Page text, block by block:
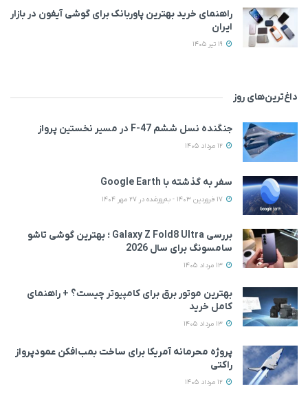
راهنمای خرید بهترین پاوربانک برای گوشی آیفون در بازار
ایران
داغ‌ترین‌های روز
جنگنده نسل ششم F-47 در مسیر نخستین پرواز
سفر به گذشته با Google Earth
بررسی Galaxy Z Fold8 Ultra ؛ بهترین گوشی تاشو
سامسونگ برای سال 2026
بهترین موتور برق برای کامپیوتر چیست؟ + راهنمای
کامل خرید
پروژه محرمانه آمریکا برای ساخت بمب‌افکن عمودپرواز
راکتی